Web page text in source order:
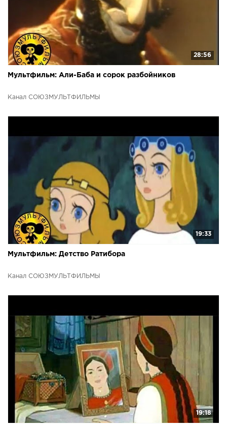
28:56
Мультфильм: Али-Баба и сорок разбойников
Канал СОЮЗМУЛЬТФИЛЬМЫ
19:33
Мультфильм: Детство Ратибора
Канал СОЮЗМУЛЬТФИЛЬМЫ
19:18